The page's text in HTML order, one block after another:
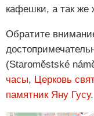
кафешки, а так же
Обратите
(Staroměstské
часы, Церковь
памятник Яну Гусу.